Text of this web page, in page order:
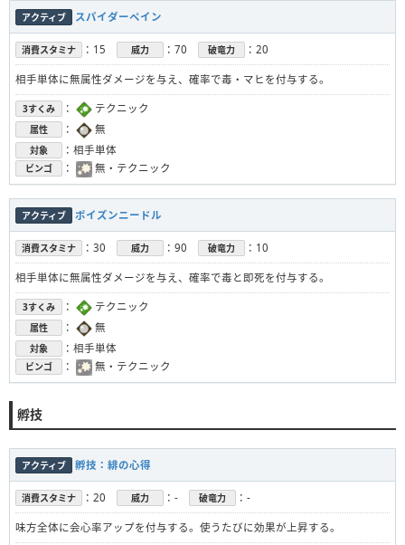
アクティブ スパイダーペイン
消費スタミナ ：15 威力 ：70 破竜力 ：20
相手単体に無属性ダメージを与え、確率で毒・マヒを付与する。
3すくみ ： テクニック
属性 ： 無
対象 ：相手単体
ビンゴ ： 無・テクニック
アクティブ ポイズンニードル
消費スタミナ ：30 威力 ：90 破竜力 ：10
相手単体に無属性ダメージを与え、確率で毒と即死を付与する。
3すくみ ： テクニック
属性 ： 無
対象 ：相手単体
ビンゴ ： 無・テクニック
孵技
アクティブ 孵技：緋の心得
消費スタミナ ：20 威力 ：- 破竜力 ：-
味方全体に会心率アップを付与する。使うたびに効果が上昇する。